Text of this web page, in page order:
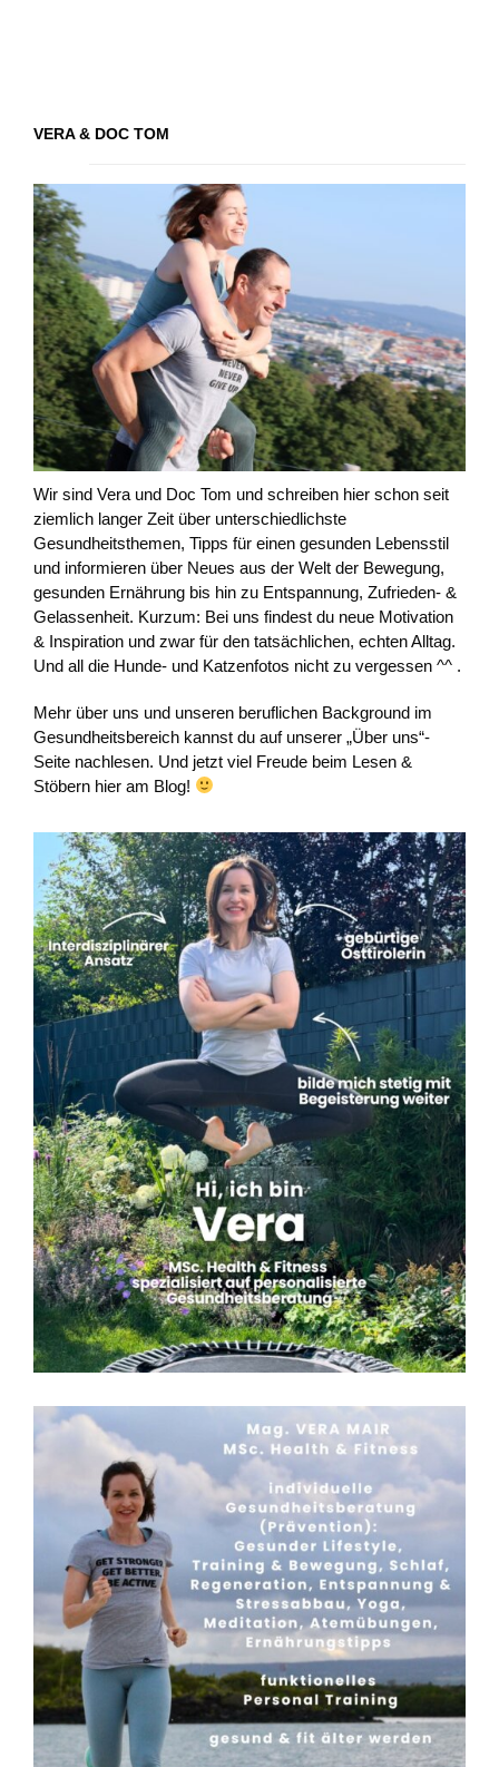
VERA & DOC TOM
Wir sind Vera und Doc Tom und schreiben hier schon seit
ziemlich langer Zeit über unterschiedlichste
Gesundheitsthemen, Tipps für einen gesunden Lebensstil
und informieren über Neues aus der Welt der Bewegung,
gesunden Ernährung bis hin zu Entspannung, Zufrieden- &
Gelassenheit. Kurzum: Bei uns findest du neue Motivation
& Inspiration und zwar für den tatsächlichen, echten Alltag.
Und all die Hunde- und Katzenfotos nicht zu vergessen ^^ .
Mehr über uns und unseren beruflichen Background im
Gesundheitsbereich kannst du auf unserer „Über uns“-
Seite nachlesen. Und jetzt viel Freude beim Lesen &
Stöbern hier am Blog!